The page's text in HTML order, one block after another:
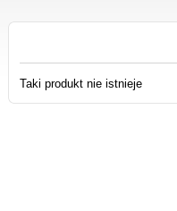
Taki produkt nie istnieje